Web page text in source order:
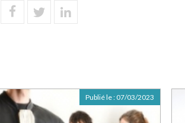
Publié le : 07/03/2023